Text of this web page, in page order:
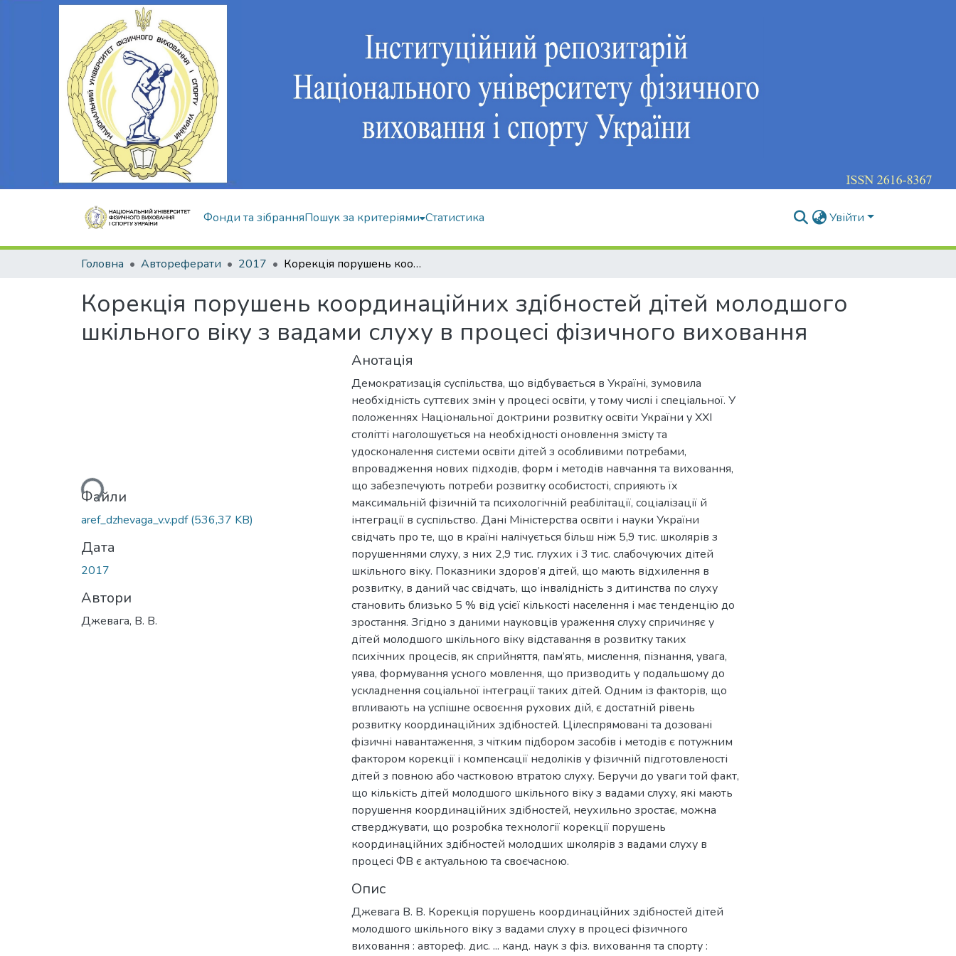
Фонди та зібранняПошук за критеріями Статистика Увійти
Головна Автореферати 2017 Корекція порушень координаційних здібностей дітей молодшого шкільного віку з вадами слуху в процесі фізичного виховання
Корекція порушень координаційних здібностей дітей молодшого
шкільного віку з вадами слуху в процесі фізичного виховання
Вантажиться...
Файли
aref_dzhevaga_v.v.pdf(536,37 KB)
Дата
2017
Автори
Джевага, В. В.
Анотація
Демократизація суспільства, що відбувається в Україні, зумовила
необхідність суттєвих змін у процесі освіти, у тому числі і спеціальної. У
положеннях Національної доктрини розвитку освіти України у XXI
столітті наголошується на необхідності оновлення змісту та
удосконалення системи освіти дітей з особливими потребами,
впровадження нових підходів, форм і методів навчання та виховання,
що забезпечують потреби розвитку особистості, сприяють їх
максимальній фізичній та психологічній реабілітації, соціалізації й
інтеграції в суспільство. Дані Міністерства освіти і науки України
свідчать про те, що в країні налічується більш ніж 5,9 тис. школярів з
порушеннями слуху, з них 2,9 тис. глухих і 3 тис. слабочуючих дітей
шкільного віку. Показники здоров’я дітей, що мають відхилення в
розвитку, в даний час свідчать, що інвалідність з дитинства по слуху
становить близько 5 % від усієї кількості населення і має тенденцію до
зростання. Згідно з даними науковців ураження слуху спричиняє у
дітей молодшого шкільного віку відставання в розвитку таких
психічних процесів, як сприйняття, пам’ять, мислення, пізнання, увага,
уява, формування усного мовлення, що призводить у подальшому до
ускладнення соціальної інтеграції таких дітей. Одним із факторів, що
впливають на успішне освоєння рухових дій, є достатній рівень
розвитку координаційних здібностей. Цілеспрямовані та дозовані
фізичні навантаження, з чітким підбором засобів і методів є потужним
фактором корекції і компенсації недоліків у фізичній підготовленості
дітей з повною або частковою втратою слуху. Беручи до уваги той факт,
що кількість дітей молодшого шкільного віку з вадами слуху, які мають
порушення координаційних здібностей, неухильно зростає, можна
стверджувати, що розробка технології корекції порушень
координаційних здібностей молодших школярів з вадами слуху в
процесі ФВ є актуальною та своєчасною.
Опис
Джевага В. В. Корекція порушень координаційних здібностей дітей
молодшого шкільного віку з вадами слуху в процесі фізичного
виховання : автореф. дис. ... канд. наук з фіз. виховання та спорту :